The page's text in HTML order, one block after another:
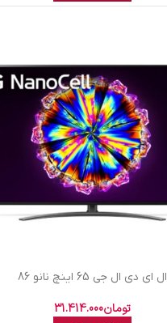
ال اي دي ال جي 65 اينچ نانو 86
تومان31.414.000